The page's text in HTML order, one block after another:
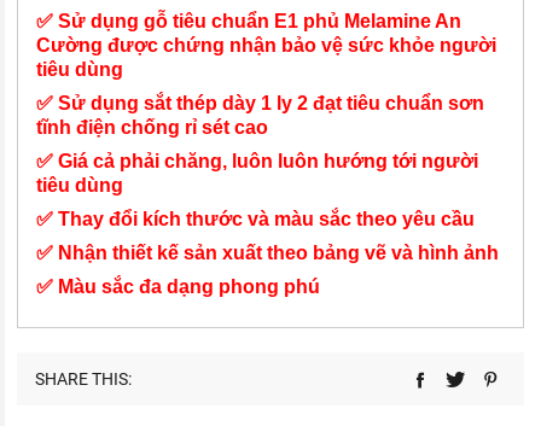
✅ Sử dụng gỗ tiêu chuẩn E1 phủ Melamine An
Cường được chứng nhận bảo vệ sức khỏe người
tiêu dùng
✅ Sử dụng sắt thép dày 1 ly 2 đạt tiêu chuẩn sơn
tĩnh điện chống rỉ sét cao
✅ Giá cả phải chăng, luôn luôn hướng tới người
tiêu dùng
✅ Thay đổi kích thước và màu sắc theo yêu cầu
✅ Nhận thiết kế sản xuất theo bảng vẽ và hình ảnh
✅ Màu sắc đa dạng phong phú
SHARE THIS: